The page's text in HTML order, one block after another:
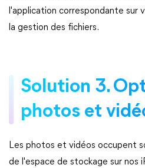
l'application correspondante sur
la gestion des fichiers.
Solution 3.
photos et
Les photos et vidéos occupent
de l'espace de stockage sur nos